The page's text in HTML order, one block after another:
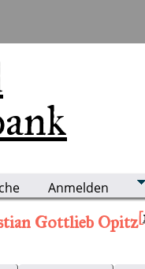
Anmelden
Gottlieb Opitz[